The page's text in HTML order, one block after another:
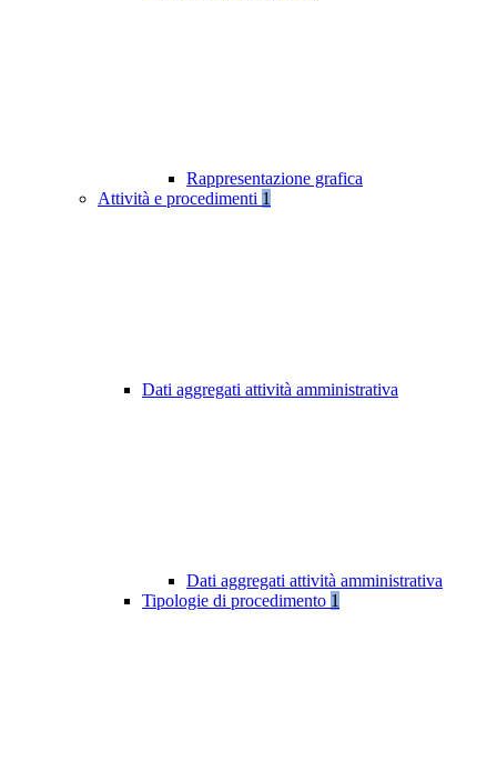
Rappresentazione grafica
Attività e procedimenti 1
Dati aggregati attività amministrativa
Dati aggregati attività amministrativa
Tipologie di procedimento 1